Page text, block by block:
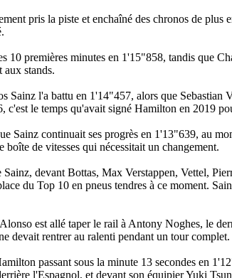
pris la piste et enchaîné des chronos de plus
10 premières minutes en 1'15"858, tandis que
aux stands.
Sainz l'a battu en 1'14"457, alors que Sebastian
c'est le temps qu'avait signé Hamilton en 2019
Sainz continuait ses progrès en 1'13"639, au
boîte de vitesses qui nécessitait un changement.
devant Bottas, Max Verstappen, Vettel,
du Top 10 en pneus tendres à ce moment.
est allé taper le rail à Antony Noghes, le
devait rentrer au ralenti pendant un tour complet.
passant sous la minute 13 secondes en
l'Espagnol, et devant son équipier Yuki